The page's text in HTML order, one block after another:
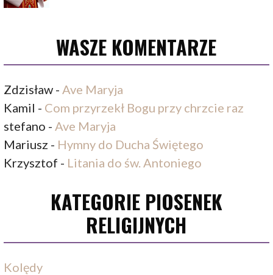
WASZE KOMENTARZE
Zdzisław - Ave Maryja
Kamil - Com przyrzekł Bogu przy chrzcie raz
stefano - Ave Maryja
Mariusz - Hymny do Ducha Świętego
Krzysztof - Litania do św. Antoniego
KATEGORIE PIOSENEK
RELIGIJNYCH
Kolędy